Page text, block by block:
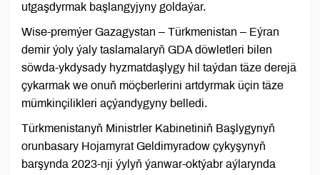
utgaşdyrmak başlangyjyny goldaýar.
Wise-premýer Gazagystan – Türkmenistan – Eýran
demir ýoly ýaly taslamalaryň GDA döwletleri bilen
söwda-ykdysady hyzmatdaşlygy hil taýdan täze derejä
çykarmak we onuň möçberlerini artdyrmak üçin täze
mümkinçilikleri açýandygyny belledi.
Türkmenistanyň Ministrler Kabinetiniň Başlygynyň
orunbasary Hojamyrat Geldimyradow çykyşynyň
barşynda 2023-nji ýylyň ýanwar-oktýabr aýlarynda